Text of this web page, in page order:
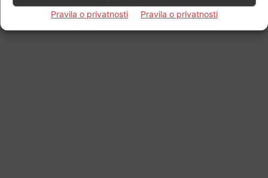
Pravila o privatnosti Pravila o privatnosti